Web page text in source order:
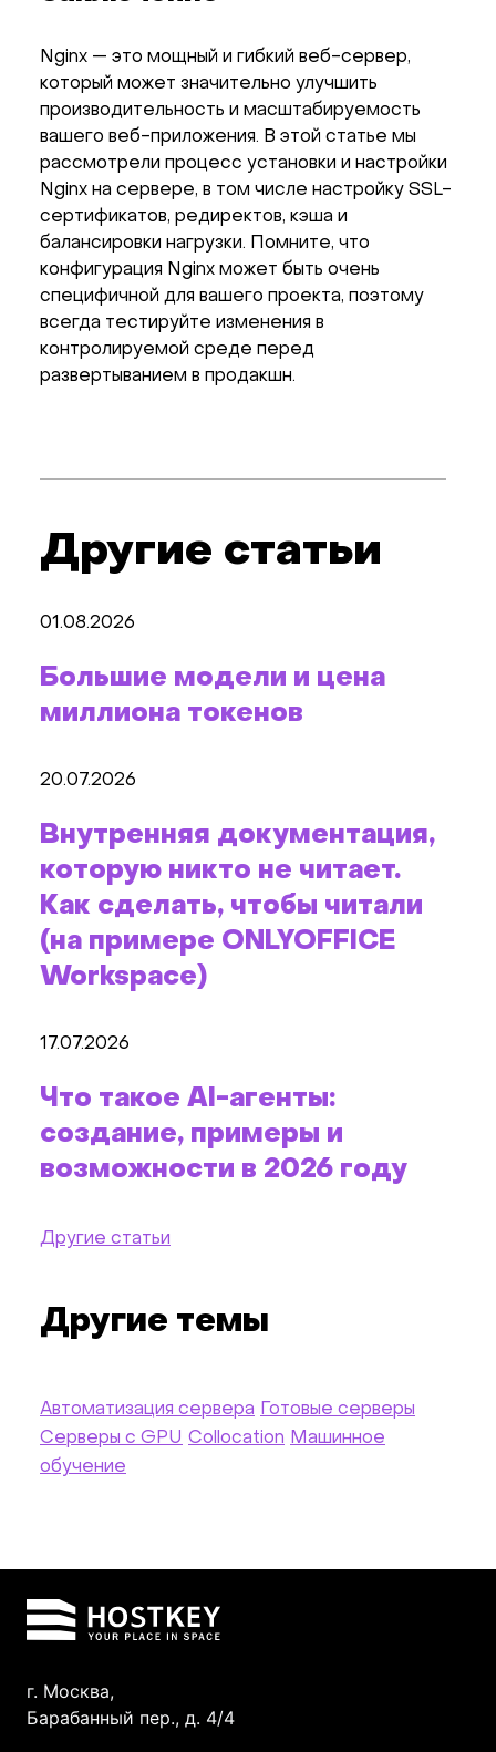
Nginx — это мощный и гибкий веб-сервер,
который может значительно улучшить
производительность и масштабируемость
вашего веб-приложения. В этой статье мы
рассмотрели процесс установки и настройки
Nginx на сервере, в том числе настройку SSL-
сертификатов, редиректов, кэша и
балансировки нагрузки. Помните, что
конфигурация Nginx может быть очень
специфичной для вашего проекта, поэтому
всегда тестируйте изменения в
контролируемой среде перед
развертыванием в продакшн.
Другие статьи
01.08.2026
Большие модели и цена
миллиона токенов
20.07.2026
Внутренняя документация,
которую никто не читает.
Как сделать, чтобы читали
(на примере ONLYOFFICE
Workspace)
17.07.2026
Что такое AI-агенты:
создание, примеры и
возможности в 2026 году
Другие статьи
Другие темы
Автоматизация сервера
Готовые серверы
Серверы c GPU Collocation Машинное
обучение
г. Москва,
Барабанный пер., д. 4/4